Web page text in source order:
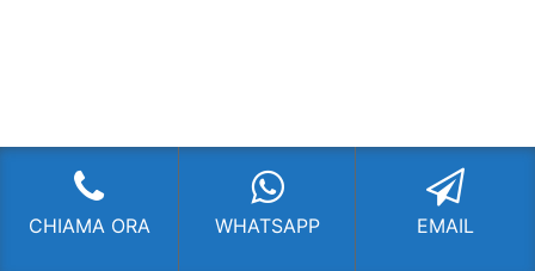
CHIAMA ORA WHATSAPP EMAIL